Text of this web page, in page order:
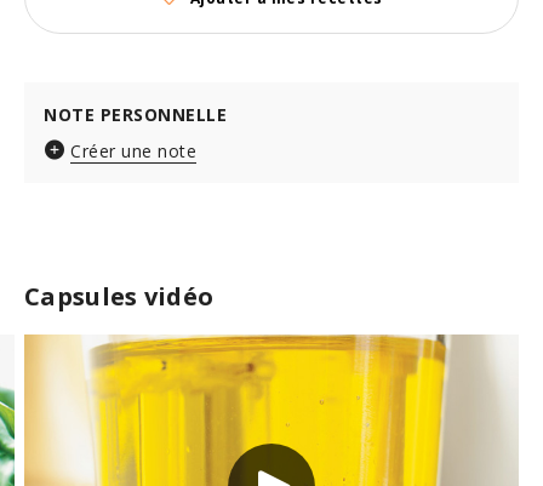
Capsules vidéo
NOTE PERSONNELLE
Créer une note